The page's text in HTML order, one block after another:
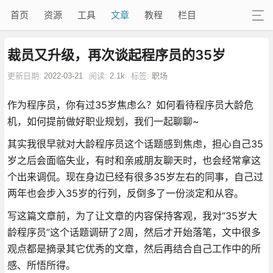
首页 资源 工具 文章 教程 栏目
裁员又升级，再次谈起程序员的35岁
更新日期: 2022-03-21 阅读: 2.1k 标签: 职场
作为程序员，你有过35岁焦虑么？如何看待程序员大龄危
机，如何提前做好职业规划，我们一起聊聊~
其实我很早就对大龄程序员这个话题感到焦虑，担心自己35
岁之后会面临失业，有时和亲戚朋友聊天时，也会经常拿这
个出来调侃。现在身边已经有很多35岁左右的同事，自己过
两年也会步入35岁的行列，反倒多了一份淡定和从容。
写这篇文章前，为了让文章的内容保持客观，我对“35岁大
龄程序员”这个话题调研了2周，然后才开始落笔，文中很多
观点都是摘录其它优秀的文章，然后再结合自己工作中的所
感、所悟所得。